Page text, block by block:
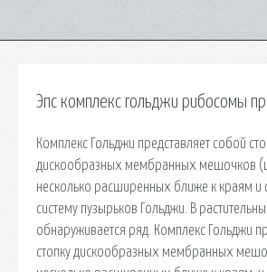
Эпс комплекс гольджи рибосомы
Комплекс Гольджи представляет собой
дискообразных мембранных мешочков
несколько расширенных ближе к краям и
систему пузырьков Гольджи. В
обнаруживается ряд. Комплекс Гольджи
стопку дискообразных мембранных